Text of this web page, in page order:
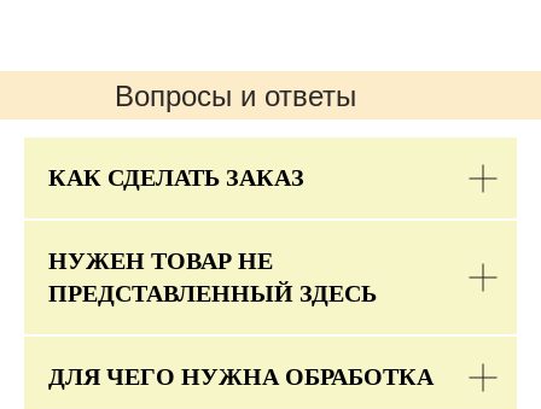
Вопросы и ответы
КАК СДЕЛАТЬ ЗАКАЗ
НУЖЕН ТОВАР НЕ
ПРЕДСТАВЛЕННЫЙ ЗДЕСЬ
ДЛЯ ЧЕГО НУЖНА ОБРАБОТКА